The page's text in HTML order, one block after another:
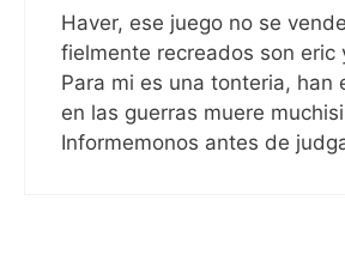
Haver, ese juego no se
fielmente recreados son eric
Para mi es una tonteria,
en las guerras muere
Informemonos antes de